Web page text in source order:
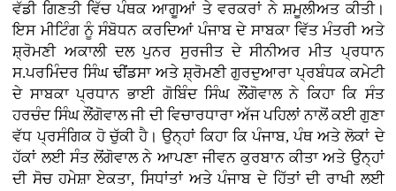
ਵੱਡੀ ਗਿਣਤੀ ਵਿੱਚ ਪੰਥਕ ਆਗੂਆਂ ਤੇ ਵਰਕਰਾਂ ਨੇ ਸ਼ਮੂਲੀਅਤ ਕੀਤੀ।
ਇਸ ਮੀਟਿੰਗ ਨੂੰ ਸੰਬੋਧਨ ਕਰਦਿਆਂ ਪੰਜਾਬ ਦੇ ਸਾਬਕਾ ਵਿੱਤ ਮੰਤਰੀ ਅਤੇ
ਸ਼੍ਰੋਮਣੀ ਅਕਾਲੀ ਦਲ ਪੁਨਰ ਸੁਰਜੀਤ ਦੇ ਸੀਨੀਅਰ ਮੀਤ ਪ੍ਰਧਾਨ
ਸ.ਪਰਮਿੰਦਰ ਸਿੰਘ ਢੀਂਡਸਾ ਅਤੇ ਸ਼੍ਰੋਮਣੀ ਗੁਰਦੁਆਰਾ ਪ੍ਰਬੰਧਕ ਕਮੇਟੀ
ਦੇ ਸਾਬਕਾ ਪ੍ਰਧਾਨ ਭਾਈ ਗੋਬਿੰਦ ਸਿੰਘ ਲੌਂਗੋਵਾਲ ਨੇ ਕਿਹਾ ਕਿ ਸੰਤ
ਹਰਚੰਦ ਸਿੰਘ ਲੌਂਗੋਵਾਲ ਜੀ ਦੀ ਵਿਚਾਰਧਾਰਾ ਅੱਜ ਪਹਿਲਾਂ ਨਾਲੋਂ ਕਈ ਗੁਣਾ
ਵੱਧ ਪ੍ਰਸੰਗਿਕ ਹੋ ਚੁੱਕੀ ਹੈ। ਉਨ੍ਹਾਂ ਕਿਹਾ ਕਿ ਪੰਜਾਬ, ਪੰਥ ਅਤੇ ਲੋਕਾਂ ਦੇ
ਹੱਕਾਂ ਲਈ ਸੰਤ ਲੋਂਗੋਵਾਲ ਨੇ ਆਪਣਾ ਜੀਵਨ ਕੁਰਬਾਨ ਕੀਤਾ ਅਤੇ ਉਨ੍ਹਾਂ
ਦੀ ਸੋਚ ਹਮੇਸ਼ਾ ਏਕਤਾ, ਸਿਧਾਂਤਾਂ ਅਤੇ ਪੰਜਾਬ ਦੇ ਹਿੱਤਾਂ ਦੀ ਰਾਖੀ ਲਈ